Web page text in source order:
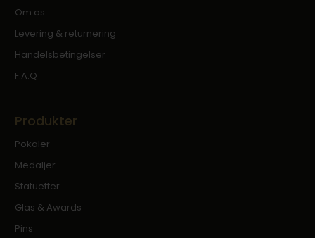
Om os
Levering & returnering
Handelsbetingelser
F.A.Q
Produkter
Pokaler
Medaljer
Statuetter
Glas & Awards
Pins